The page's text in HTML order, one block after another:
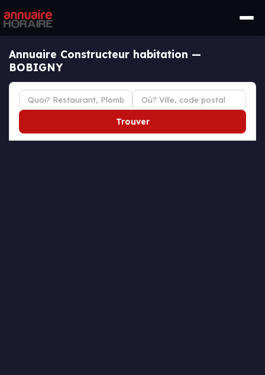
Annuaire Constructeur habitation —
BOBIGNY
Trouver